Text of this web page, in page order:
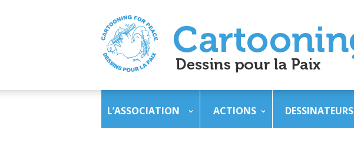
L’ASSOCIATION ACTIONS DESSINATEURS